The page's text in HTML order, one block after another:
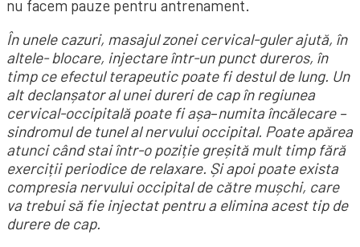
nu facem pauze pentru antrenament.
În unele cazuri, masajul zonei cervical-guler ajută, în
altele- blocare, injectare într-un punct dureros, în
timp ce efectul terapeutic poate fi destul de lung. Un
alt declanșator al unei dureri de cap în regiunea
cervical-occipitală poate fi așa–numita încălecare –
sindromul de tunel al nervului occipital. Poate apărea
atunci când stai într-o poziție greșită mult timp fără
exerciții periodice de relaxare. Și apoi poate exista
compresia nervului occipital de către mușchi, care
va trebui să fie injectat pentru a elimina acest tip de
durere de cap.